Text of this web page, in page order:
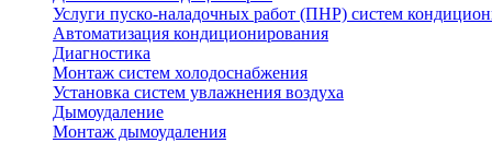
Услуги пуско-наладочных работ (ПНР) систем
Автоматизация кондиционирования
Диагностика
Монтаж систем холодоснабжения
Установка систем увлажнения воздуха
Дымоудаление
Монтаж дымоудаления